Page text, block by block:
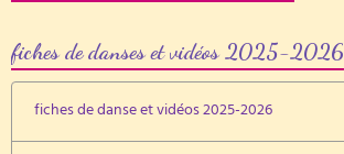
fiches de danses et vidéos 2025-2026
fiches de danse et vidéos 2025-2026